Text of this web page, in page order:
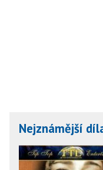
Nejznámější